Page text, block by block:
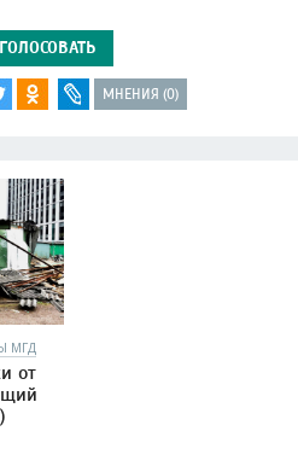
ГОЛОСОВАТЬ
МНЕНИЯ (0)
МГД
от